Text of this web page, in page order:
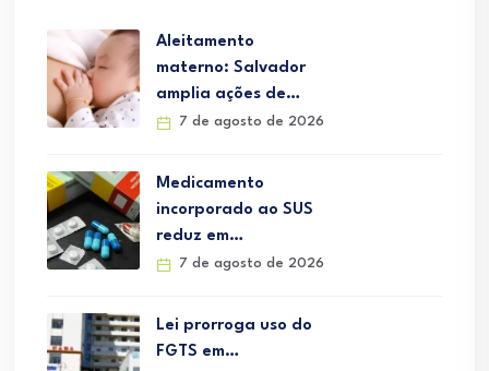
Aleitamento
materno: Salvador
amplia ações de…
7 de agosto de 2026
Medicamento
incorporado ao SUS
reduz em…
7 de agosto de 2026
Lei prorroga uso do
FGTS em…